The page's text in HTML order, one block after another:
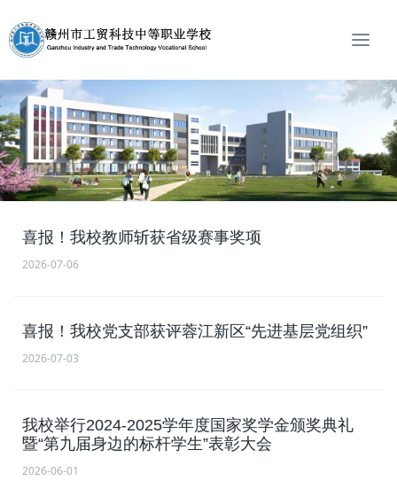
T
g
g
n
a
v
n
喜报！我校教师斩获省级赛事奖项
2026-07-06
喜报！我校党支部获评蓉江新区“先进基层党组织”
2026-07-03
​我校举行2024-2025学年度国家奖学金颁奖典礼
暨“第九届身边的标杆学生”表彰大会
2026-06-01